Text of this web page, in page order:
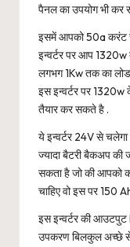
पैनल का उपयोग भी कर
इसमें आपको 50a करंट
इन्वर्टर पर आप
लगभग 1Kw तक का लोड
इस इन्वर्टर पर
तैयार कर सकते है .
ये इन्वर्टर 24V से चलेगा
ज्यादा बैटरी बैकअप की
सकता है जो की आपको
चाहिए वो इस पर 150
इस इन्वर्टर की
उपकरण बिलकुल अच्छे से